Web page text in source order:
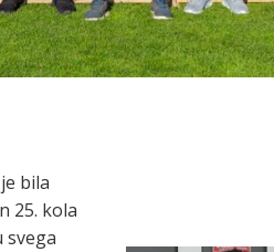
bila
25. kola
svega